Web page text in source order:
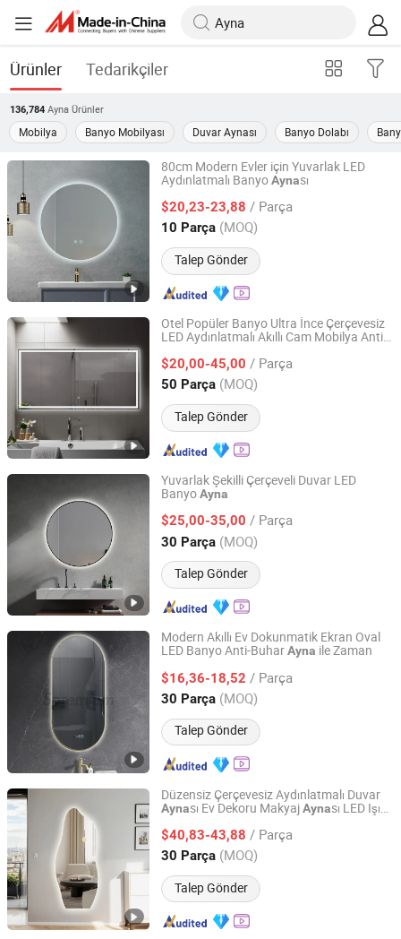
Ürünler Tedarikçiler
136,784 Ayna Ürünler
Mobilya Banyo Mobilyası Duvar Aynası Banyo Dolabı
80cm Modern Evler için Yuvarlak LED
Aydınlatmalı BanyoAynası
$20,23-23,88 / Parça
10 Parça (MOQ)
Talep Gönder
Hangzhou Spremium Bathroom Co., Ltd.
Zhejiang, China Fiyat 2020
Otel Popüler Banyo Ultra İnce Çerçevesiz
LED Aydınlatmalı Akıllı Cam Mobilya Anti-
$20,00-45,00 / Parça
50 Parça (MOQ)
Talep Gönder
Hangzhou Spremium Bathroom Co., Ltd.
Zhejiang, China Fiyat 2020
Yuvarlak Şekilli Çerçeveli Duvar LED
BanyoAyna
$25,00-35,00 / Parça
30 Parça (MOQ)
Talep Gönder
Hangzhou Spremium Bathroom Co., Ltd.
Zhejiang, China Fiyat 2020
Modern Akıllı Ev Dokunmatik Ekran Oval
LED Banyo Anti-BuharAyna ile Zaman
$16,36-18,52 / Parça
30 Parça (MOQ)
Talep Gönder
Hangzhou Spremium Bathroom Co., Ltd.
Zhejiang, China Fiyat 2020
Düzensiz Çerçevesiz Aydınlatmalı Duvar
Aynası Ev Dekoru MakyajAynası LED Işık
$40,83-43,88 / Parça
30 Parça (MOQ)
Talep Gönder
Hangzhou Spremium Bathroom Co., Ltd.
Zhejiang, China Fiyat 2020